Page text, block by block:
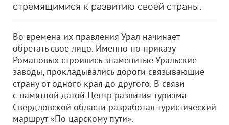
стремящимися к развитию своей страны.
Во времена их правления Урал начинает
обретать свое лицо. Именно по приказу
Романовых строились знаменитые Уральские
заводы, прокладывались дороги связывающие
страну от одного края до другого. В связи
с памятной датой Центр развития туризма
Свердловской области разработал туристический
маршрут «По царскому пути».